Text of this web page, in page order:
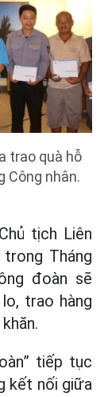
trao quà hỗ
Công nhân.
tịch Liên
Tháng
đoàn sẽ
trao hàng
tiếp tục
kết nối giữa